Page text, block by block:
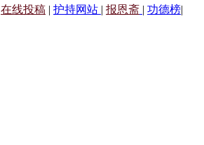
在线投稿 | 护持网站 | 报恩斋 | 功德榜|